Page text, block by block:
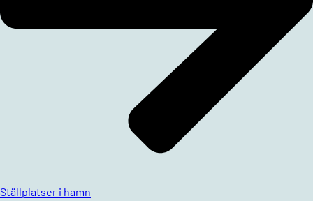
Ställplatser i hamn